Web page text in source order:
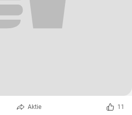
Aktie 11